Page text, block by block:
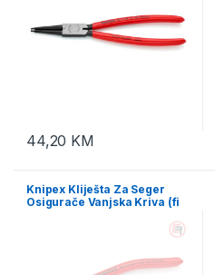
44,20 KM
Knipex Kliješta Za Seger
Osigurače Vanjska Kriva (fi